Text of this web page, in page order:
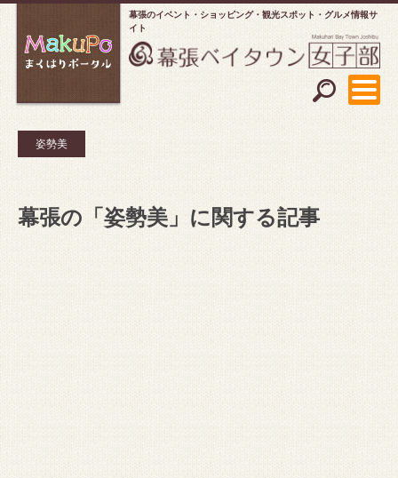
幕張のイベント・ショッピング
観光スポット・グルメ情報サ
イト
姿勢美
幕張の「姿勢美」に関する記事